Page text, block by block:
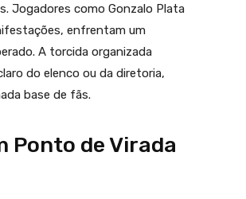
Jogadores como Gonzalo Plata
enfrentam um
A torcida organizada
do elenco ou da diretoria,
base de fãs.
Ponto de Virada